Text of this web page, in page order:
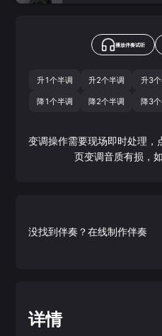
播放伴奏试听
升1个半调 升2个半调 升3
降1个半调 降2个半调 降3
变调操作需要现场即时处理
页变调音质有损，
没找到伴奏？在线制作伴奏
详情